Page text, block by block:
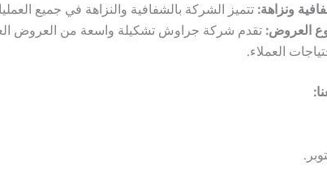
ونزاهة: تتميز الشركة بالشفافية والنزاهة في جميع
العروض: تقدم شركة جراوش تشكيلة واسعة من العروض
العملاء.